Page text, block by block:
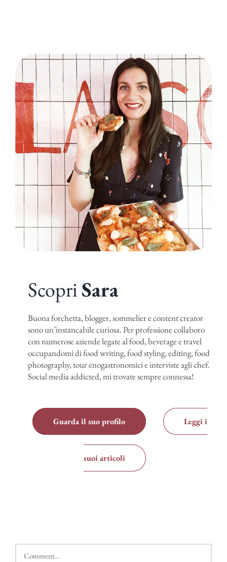
ScopriSara
Buona forchetta, blogger, sommelier e content creator
sono un’instancabile curiosa. Per professione collaboro
con numerose aziende legate al food, beverage e travel
occupandomi di food writing, food styling, editing, food
photography, tour enogastronomici e interviste agli chef.
Social media addicted, mi trovate sempre connessa!
Guarda il suo profilo Leggi i
suoi articoli
Comment